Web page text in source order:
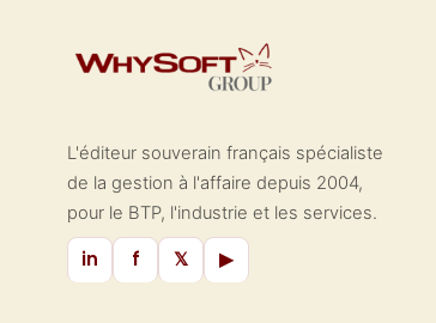
L'éditeur souverain français spécialiste
de la gestion à l'affaire depuis 2004,
pour le BTP, l'industrie et les services.
in f 𝕏 ▶